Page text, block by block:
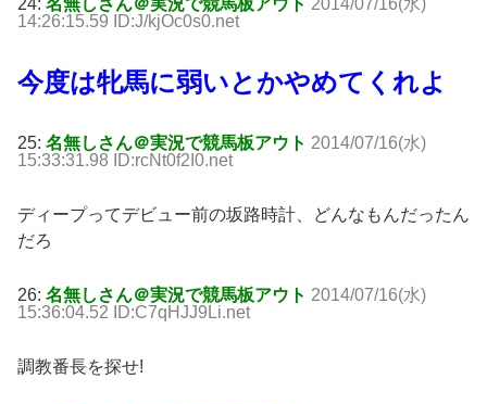
24: 名無しさん＠実況で競馬板アウト 2014/07/16(水)
14:26:15.59 ID:J/kjOc0s0.net
今度は牝馬に弱いとかやめてくれよ
25: 名無しさん＠実況で競馬板アウト 2014/07/16(水)
15:33:31.98 ID:rcNt0f2I0.net
ディープってデビュー前の坂路時計、どんなもんだったん
だろ
26: 名無しさん＠実況で競馬板アウト 2014/07/16(水)
15:36:04.52 ID:C7qHJJ9Li.net
調教番長を探せ!